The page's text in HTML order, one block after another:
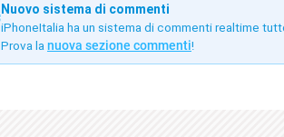
Nuovo sistema di commenti
iPhoneItalia ha un sistema di commenti realtime
Prova la nuova sezione commenti!